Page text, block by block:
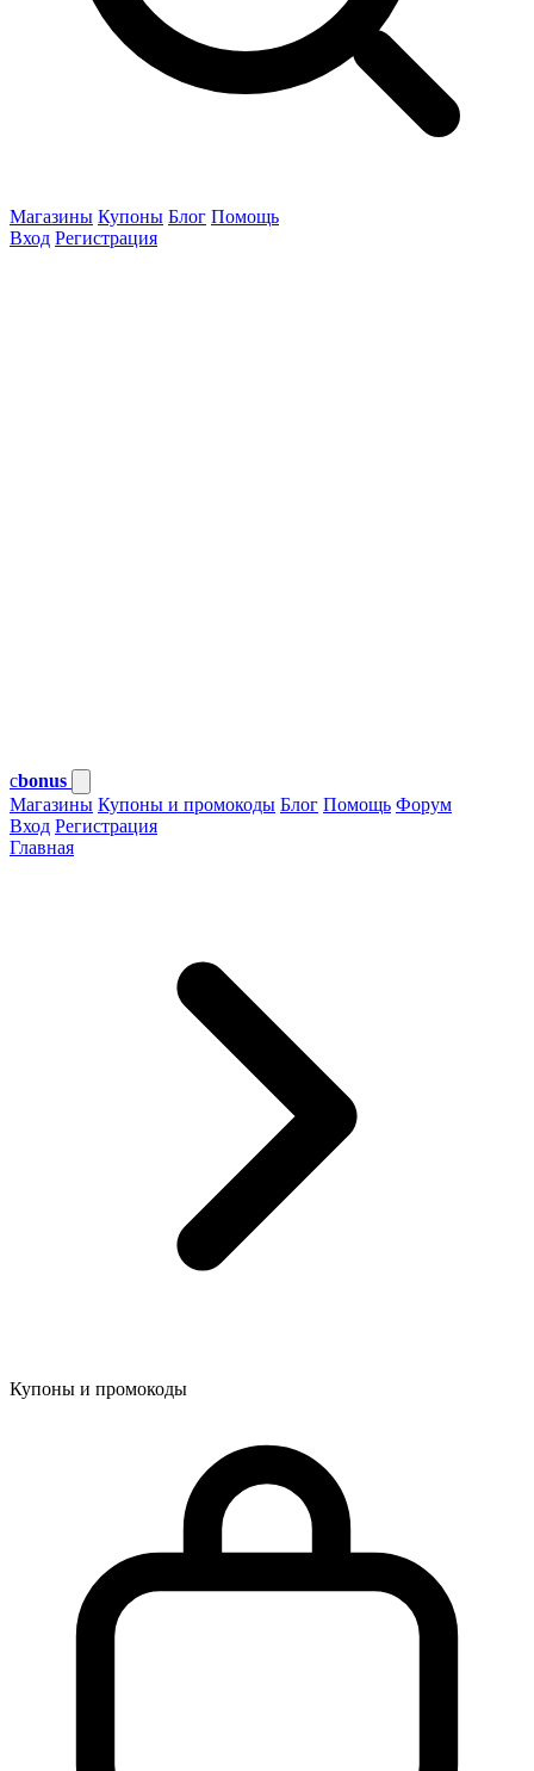
Магазины Купоны Блог Помощь
Вход Регистрация
cbonus
Магазины Купоны и промокоды Блог Помощь Форум
Вход Регистрация
Главная
Купоны и промокоды